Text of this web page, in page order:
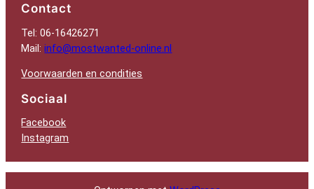
Contact
Tel: 06-16426271
Mail:info@mostwanted-online.nl
Voorwaarden en condities
Sociaal
Facebook
Instagram